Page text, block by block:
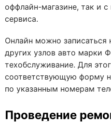
оффлайн-магазине, так и
сервиса.
Онлайн можно записаться
других узлов авто марки
техобслуживание. Для
соответствующую форму
по указанным номерам
Проведение